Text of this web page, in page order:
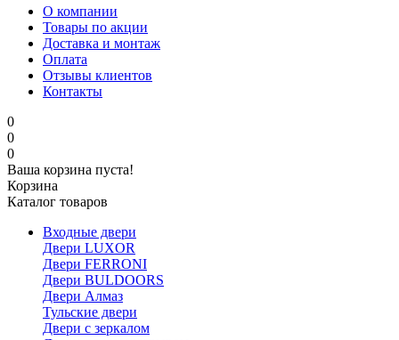
О компании
Товары по акции
Доставка и монтаж
Оплата
Отзывы клиентов
Контакты
0
0
0
Ваша корзина пуста!
Корзина
Каталог товаров
Входные двери
Двери LUXOR
Двери FERRONI
Двери BULDOORS
Двери Алмаз
Тульские двери
Двери с зеркалом